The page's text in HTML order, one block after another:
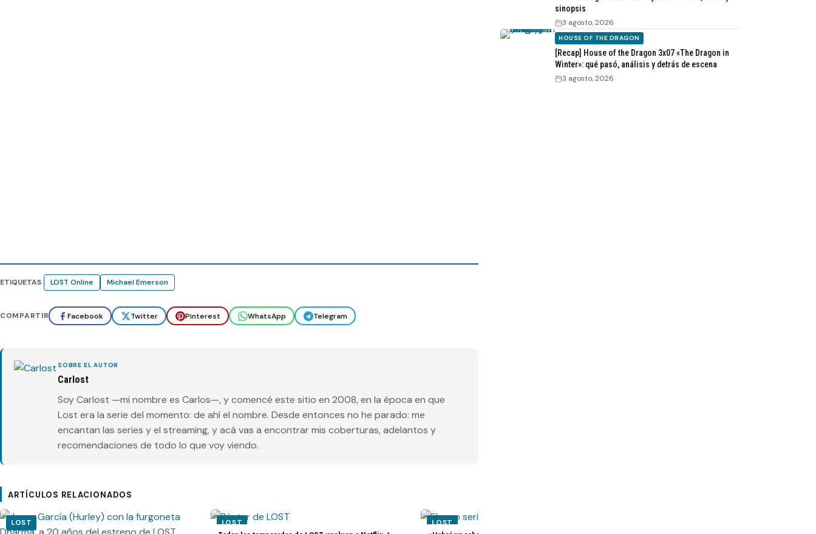
ETIQUETAS LOST Online Michael Emerson
COMPARTIR Facebook Twitter Pinterest WhatsApp Telegram
SOBRE EL AUTOR
Carlost
Soy Carlost —mi nombre es Carlos—, y comencé este sitio en 2008, en la época en que
Lost era la serie del momento: de ahí el nombre. Desde entonces no he parado: me
encantan las series y el streaming, y acá vas a encontrar mis coberturas, adelantos y
recomendaciones de todo lo que voy viendo.
ARTÍCULOS RELACIONADOS
LOST LOST LOST
sinopsis
3 agosto, 2026
HOUSE OF THE DRAGON
[Recap] House of the Dragon 3x07 «The Dragon in
Winter»: qué pasó, análisis y detrás de escena
3 agosto, 2026